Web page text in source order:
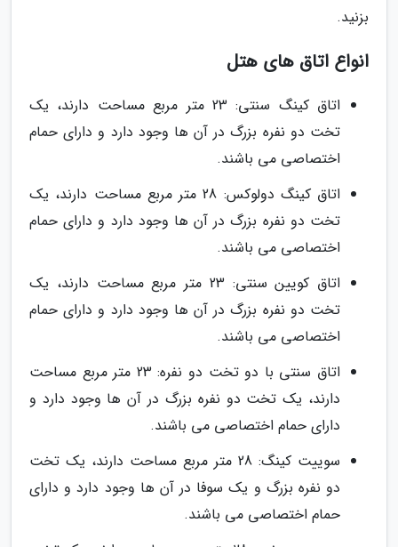
بزنید.
انواع اتاق های هتل
اتاق کینگ سنتی: 23 متر مربع مساحت دارند، یک
تخت دو نفره بزرگ در آن ها وجود دارد و دارای حمام
اختصاصی می باشند.
اتاق کینگ دولوکس: 28 متر مربع مساحت دارند، یک
تخت دو نفره بزرگ در آن ها وجود دارد و دارای حمام
اختصاصی می باشند.
اتاق کویین سنتی: 23 متر مربع مساحت دارند، یک
تخت دو نفره بزرگ در آن ها وجود دارد و دارای حمام
اختصاصی می باشند.
اتاق سنتی با دو تخت دو نفره: 23 متر مربع مساحت
دارند، یک تخت دو نفره بزرگ در آن ها وجود دارد و
دارای حمام اختصاصی می باشند.
سوییت کینگ: 28 متر مربع مساحت دارند، یک تخت
دو نفره بزرگ و یک سوفا در آن ها وجود دارد و دارای
حمام اختصاصی می باشند.